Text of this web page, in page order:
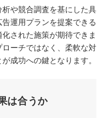
や競合調査を基にした具
運用プランを提案できる
された施策が期待できま
ーチではなく、柔軟な対
成功への鍵となります。
は合うか